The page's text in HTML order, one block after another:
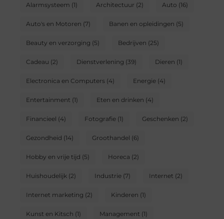
Alarmsysteem (1) Architectuur (2) Auto (16)
Auto's en Motoren (7) Banen en opleidingen (5)
Beauty en verzorging (5) Bedrijven (25)
Cadeau (2) Dienstverlening (39) Dieren (1)
Electronica en Computers(4) Energie(4)
Entertainment (1) Eten en drinken (4)
Financieel (4) Fotografie(1) Geschenken (2)
Gezondheid (14) Groothandel (6)
Hobby en vrije tijd (5) Horeca (2)
Huishoudelijk (2) Industrie(7) Internet (2)
Internet marketing (2) Kinderen (1)
Kunst en Kitsch (1) Management (1)